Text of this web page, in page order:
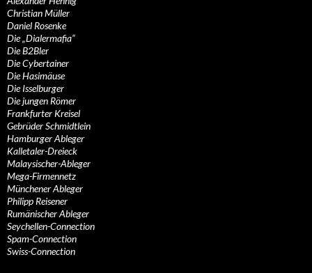
Christian Müller
Daniel Rosenke
Die „Dialermafia“
Die B2Bler
Die Cybertainer
Die Hasimäuse
Die Isselburger
Die jungen Römer
Frankfurter Kreisel
Gebrüder Schmidtlein
Hamburger Ableger
Kalletaler-Dreieck
Malaysischer-Ableger
Mega-Firmennetz
Münchener Ableger
Philipp Reisener
Rumänischer Ableger
Seychellen-Connection
Spam-Connection
Swiss-Connection